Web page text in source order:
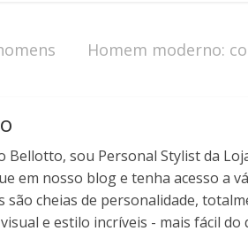
Homem moderno:
Bellotto, sou Personal Stylist da
em nosso blog e tenha acesso a
são cheias de personalidade,
e estilo incríveis - mais fácil do